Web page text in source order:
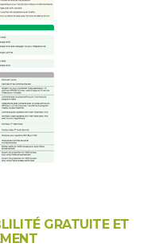
GRATUITE ET